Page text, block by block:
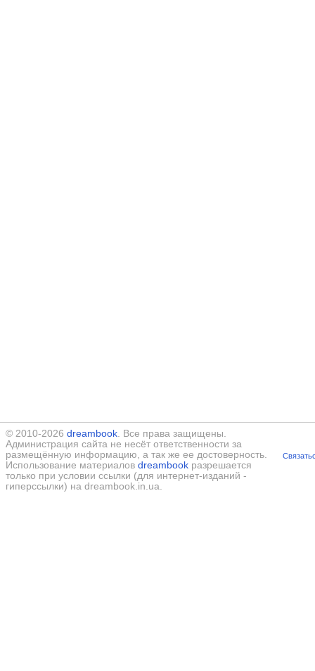
© 2010-2026 dreambook. Все права защищены.
Администрация сайта не несёт ответственности за
размещённую информацию, а так же ее достоверность.
Использование материалов dreambook разрешается
только при условии ссылки (для интернет-изданий -
гиперссылки) на dreambook.in.ua.